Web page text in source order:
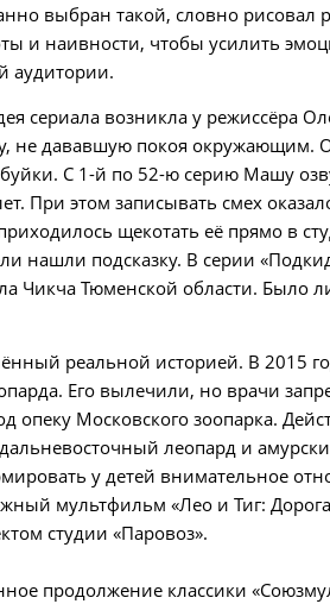
выбран такой, словно рисовал
и наивности, чтобы усилить
аудитории.
сериала возникла у режиссёра
не дававшую покоя окружающим.
С 1-й по 52-ю серию Машу
При этом записывать смех
щекотать её прямо в
нашли подсказку. В серии
Чикча Тюменской области. Было
реальной историей. В 2015
Его вылечили, но врачи
опеку Московского зоопарка.
леопард и
у детей внимательное
мультфильм «Лео и Тиг:
студии «Паровоз».
продолжение классики